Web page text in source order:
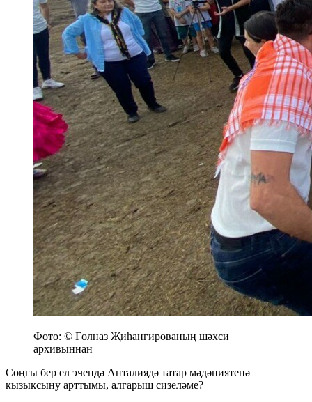
Фото: © Гөлназ Җиһангированың шәхси
архивыннан
Соңгы бер ел эчендә Анталиядә татар мәдәниятенә
кызыксыну арттымы, алгарыш сизеләме?